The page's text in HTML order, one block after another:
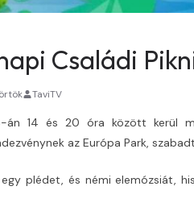
Családi
TaviTV
án 14 és 20 óra között kerül
az Európa Park,
plédet, és némi elemózsiát,